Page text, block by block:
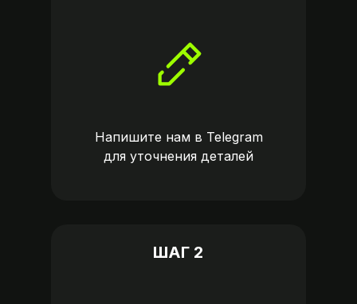
Напишите нам в Telegram
для уточнения деталей
ШАГ 2